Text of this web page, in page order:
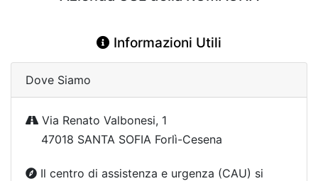
Informazioni Utili
Dove Siamo
Via Renato Valbonesi, 1
47018 SANTA SOFIA Forlì-Cesena
Il centro di assistenza e urgenza (CAU) si